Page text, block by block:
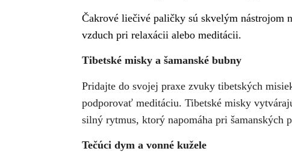
Čakrové liečivé paličky sú skvelým nástrojom
vzduch pri relaxácii alebo meditácii.
Tibetské misky a šamanské bubny
Pridajte do svojej praxe zvuky tibetských
podporovať meditáciu. Tibetské misky
silný rytmus, ktorý napomáha pri šamanských
Tečúci dym a vonné kužele